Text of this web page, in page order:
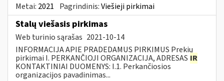
Metai: 2021 Pagrindinis:Viešieji pirkimai
Stalų viešasis pirkimas
Web turinio sąrašas 2021-10-14
INFORMACIJA APIE PRADEDAMUS PIRKIMUS Prekių
pirkimai I. PERKANČIOJI ORGANIZACIJA, ADRESAS IR
KONTAKTINIAI DUOMENYS: I.1. Perkančiosios
organizacijos pavadinimas...